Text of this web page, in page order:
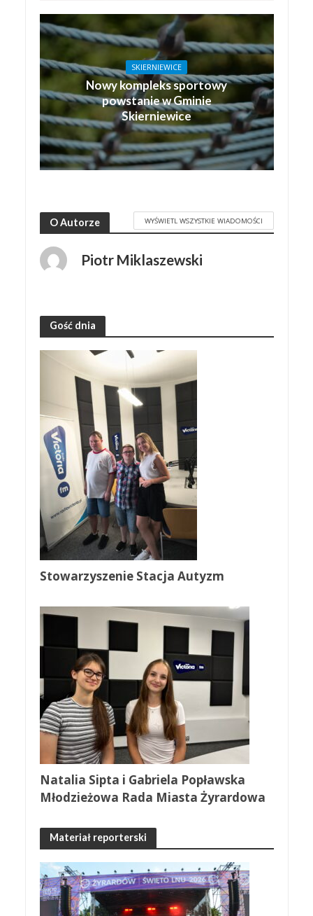
SKIERNIEWICE
Nowy kompleks sportowy
powstanie w Gminie
Skierniewice
O Autorze WYŚWIETL WSZYSTKIE WIADOMOŚCI
Piotr Miklaszewski
Gość dnia
Stowarzyszenie Stacja Autyzm
Natalia Sipta i Gabriela Popławska
Młodzieżowa Rada Miasta Żyrardowa
Materiał reporterski